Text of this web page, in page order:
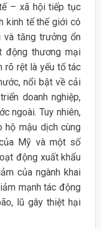
– xã hội tiếp tục
kinh tế thế giới có
tăng trưởng ổn
động thương mại
rõ rệt là yếu tố tác
nổi bật về cải
doanh nghiệp,
ngoài. Tuy nhiên,
hộ mậu dịch cùng
Mỹ và một số
động xuất khẩu
của ngành khai
mạnh tác động
lũ gây thiệt hại